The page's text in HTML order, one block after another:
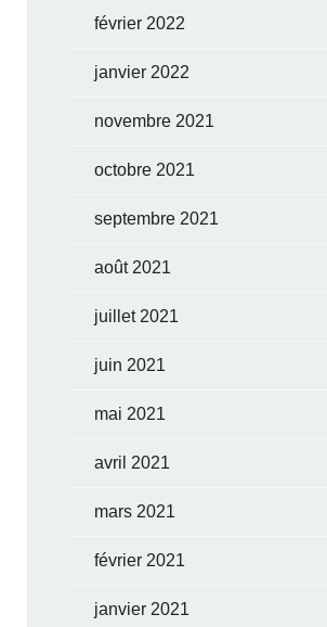
février 2022
janvier 2022
novembre 2021
octobre 2021
septembre 2021
août 2021
juillet 2021
juin 2021
mai 2021
avril 2021
mars 2021
février 2021
janvier 2021